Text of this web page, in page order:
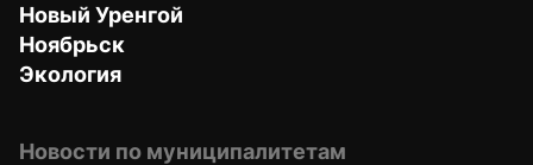
Новый Уренгой
Ноябрьск
Экология
Новости по муниципалитетам